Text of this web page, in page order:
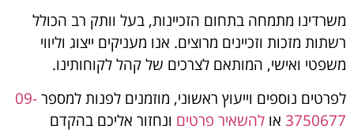
משרדינו מתמחה בתחום הזכיינות, בעל וותק רב הכולל
רשתות מזכות וזכיינים מרוצים. אנו מעניקים ייצוג וליווי
משפטי ואישי, המותאם לצרכים של קהל לקוחותינו.
לפרטים נוספים וייעוץ ראשוני, מוזמנים לפנות למספר09-
3750677 או להשאיר פרטים ונחזור אליכם בהקדם